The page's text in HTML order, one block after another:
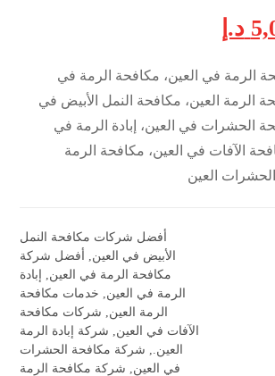
د.إ
الرمة في العين، مكافحة الرمة في
الرمة العين، مكافحة النمل الأبيض في
الحشرات في العين، إبادة الرمة في
الآفات في العين، مكافحة الرمة
الحشرات العين
أفضل شركات مكافحة النمل
الأبيض في العين
أفضل شركة
مكافحة الرمة في العين
إبادة
الرمة في العين
خدمات مكافحة
الرمة العين
شركات مكافحة
الآفات في العين
شركة إبادة الرمة
العين.
شركة مكافحة الحشرات
في العين
شركة مكافحة الرمة